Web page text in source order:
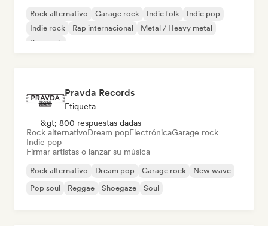
Rock alternativo Garage rock Indie folk
Indie pop
Indie rock
Rap internacional
Metal / Heavy metal
Pop rock
Pravda Records
Etiqueta
&gt; 800 respuestas dadas
Rock alternativoDream popElectrónicaGarage rock
Indie pop
Firmar artistas o lanzar su música
Rock alternativo Dream pop Garage rock
New wave
Pop soul
Reggae Shoegaze Soul